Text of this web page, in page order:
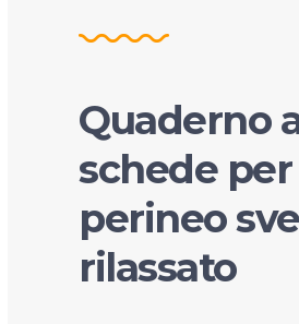
Quaderno
schede
perineo
rilassato